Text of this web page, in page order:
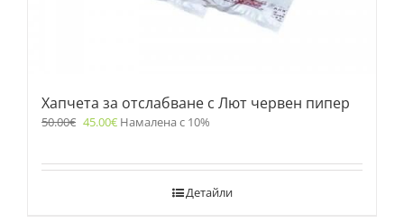
Хапчета за отслабване с Лют червен пипер
50.00€ 45.00€ Намалена с 10%
Детайли